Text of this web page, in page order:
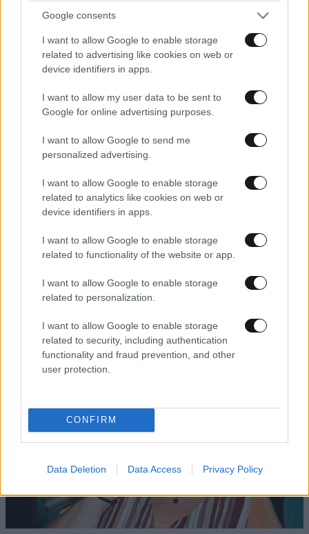
Google consents
I want to allow Google to enable storage
related to advertising like cookies on web or
device identifiers in apps.
I want to allow my user data to be sent to
Google for online advertising purposes.
I want to allow Google to send me
personalized advertising.
I want to allow Google to enable storage
related to analytics like cookies on web or
device identifiers in apps.
I want to allow Google to enable storage
related to functionality of the website or app.
I want to allow Google to enable storage
related to personalization.
I want to allow Google to enable storage
related to security, including authentication
functionality and fraud prevention, and other
user protection.
CONFIRM
Data Deletion Data Access Privacy Policy
Ιωάννη Σαριδάκη αφαίρεσαν 1.300 έργα τέχνης
από τη βασιλική οικογένεια της Ισπανίας
Πώς σχεδιάζει η κυβέρνηση να κλείσει τους
ανοιχτούς λογαριασμούς με Λιβύη, Αλβανία και